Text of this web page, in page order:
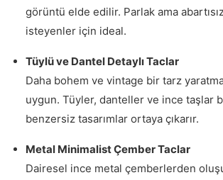
görüntü elde edilir. Parlak ama
isteyenler için ideal.
Tüylü ve Dantel Detaylı Taclar
Daha bohem ve vintage bir tarz
uygun. Tüyler, danteller ve ince taşlar
benzersiz tasarımlar ortaya çıkarır.
Metal Minimalist Çember Taclar
Dairesel ince metal çemberlerden